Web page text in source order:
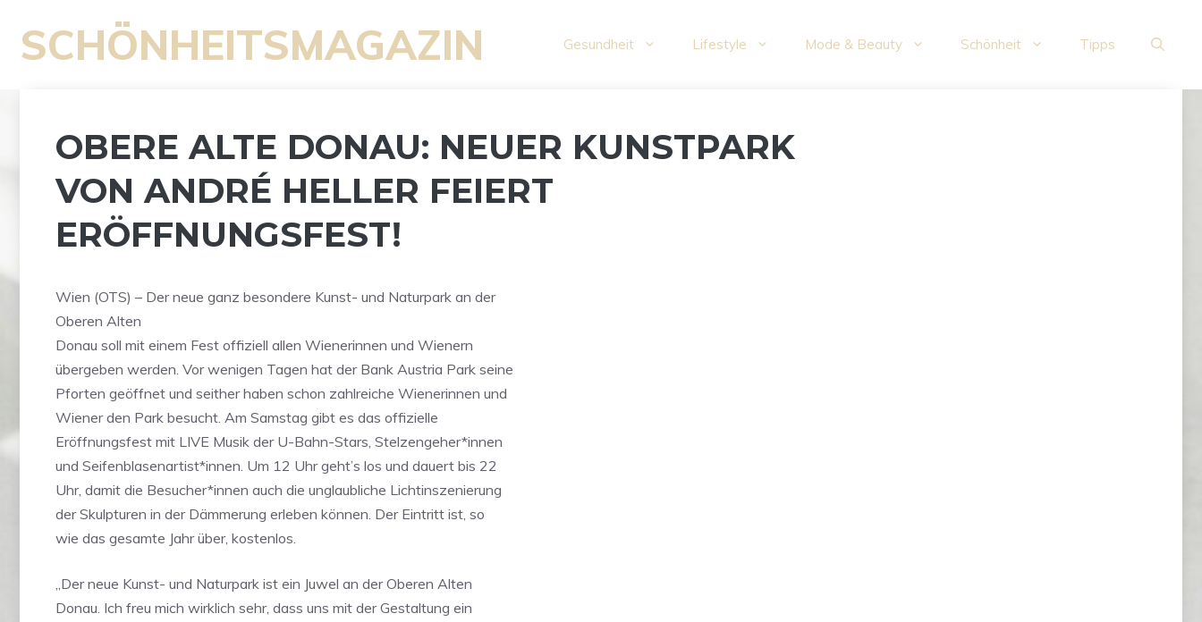
Inhalt
springen
SCHÖNHEITSMAGAZIN Gesundheit Lifestyle Mode & Beauty Schönheit Tipps
OBERE ALTE DONAU: NEUER KUNSTPARK
VON ANDRÉ HELLER FEIERT
ERÖFFNUNGSFEST!
Wien (OTS) – Der neue ganz besondere Kunst- und Naturpark an der
Oberen Alten
Donau soll mit einem Fest offiziell allen Wienerinnen und Wienern
übergeben werden. Vor wenigen Tagen hat der Bank Austria Park seine
Pforten geöffnet und seither haben schon zahlreiche Wienerinnen und
Wiener den Park besucht. Am Samstag gibt es das offizielle
Eröffnungsfest mit LIVE Musik der U-Bahn-Stars, Stelzengeher*innen
und Seifenblasenartist*innen. Um 12 Uhr geht’s los und dauert bis 22
Uhr, damit die Besucher*innen auch die unglaubliche Lichtinszenierung
der Skulpturen in der Dämmerung erleben können. Der Eintritt ist, so
wie das gesamte Jahr über, kostenlos.
„Der neue Kunst- und Naturpark ist ein Juwel an der Oberen Alten
Donau. Ich freu mich wirklich sehr, dass uns mit der Gestaltung ein